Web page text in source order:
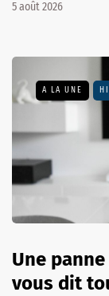
5 août 2026
A LA UNE
Une
vous dit